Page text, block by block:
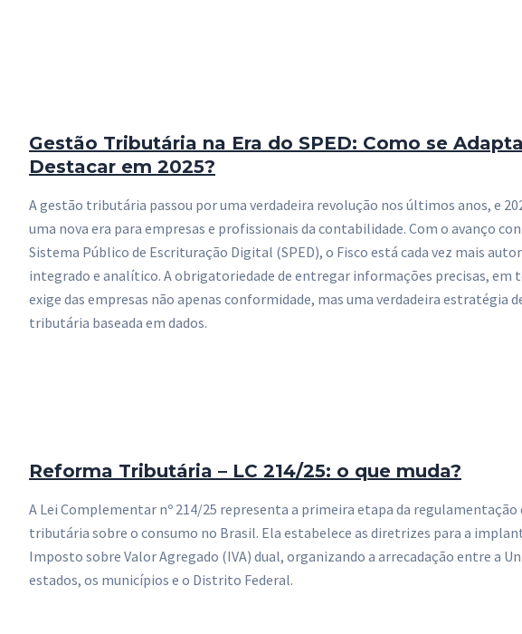
Gestão Tributária na Era do SPED: Como se
Destacar em 2025?
A gestão tributária passou por uma verdadeira revolução nos últimos anos, e
uma nova era para empresas e profissionais da contabilidade. Com o avanço
Sistema Público de Escrituração Digital (SPED), o Fisco está cada vez mais
integrado e analítico. A obrigatoriedade de entregar informações precisas, em
exige das empresas não apenas conformidade, mas uma verdadeira estratégia
tributária baseada em dados.
Reforma Tributária – LC 214/25: o que muda?
A Lei Complementar nº 214/25 representa a primeira etapa da regulamentação
tributária sobre o consumo no Brasil. Ela estabelece as diretrizes para a
Imposto sobre Valor Agregado (IVA) dual, organizando a arrecadação entre a
estados, os municípios e o Distrito Federal.